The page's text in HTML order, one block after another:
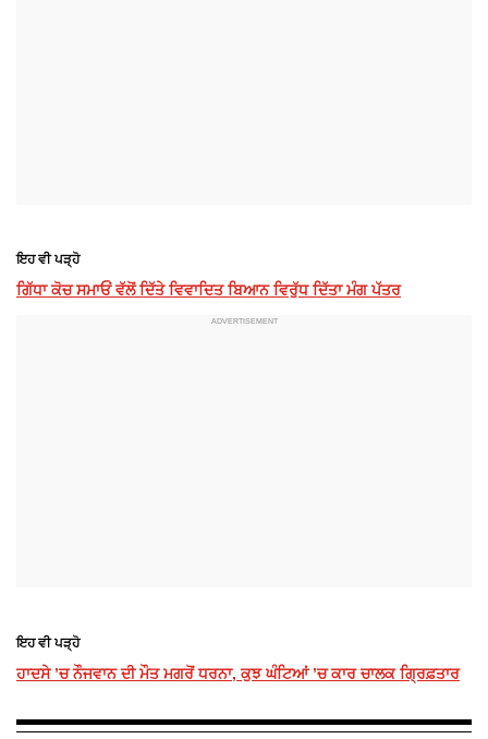
ਇਹ ਵੀ ਪੜ੍ਹੋ
ਗਿੱਧਾ ਕੋਚ ਸਮਾਓਂ ਵੱਲੋਂ ਦਿੱਤੇ ਵਿਵਾਦਿਤ ਬਿਆਨ ਵਿਰੁੱਧ ਦਿੱਤਾ ਮੰਗ ਪੱਤਰ
ਇਹ ਵੀ ਪੜ੍ਹੋ
ਹਾਦਸੇ ’ਚ ਨੌਜਵਾਨ ਦੀ ਮੌਤ ਮਗਰੋਂ ਧਰਨਾ, ਕੁਝ ਘੰਟਿਆਂ ’ਚ ਕਾਰ ਚਾਲਕ ਗ੍ਰਿਫ਼ਤਾਰ